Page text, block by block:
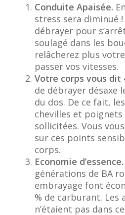
Conduite Apaisée.
stress sera diminué
débrayer pour
soulagé dans les
relâcherez plus
passer vos vitesses.
Votre corps vous dit
de débrayer désaxe
du dos. De ce fait,
chevilles et
sollicitées. Vous
sur ces points
corps.
Economie d’essence.
générations de BA
embrayage font
% de carburant. Les
n’étaient pas dans